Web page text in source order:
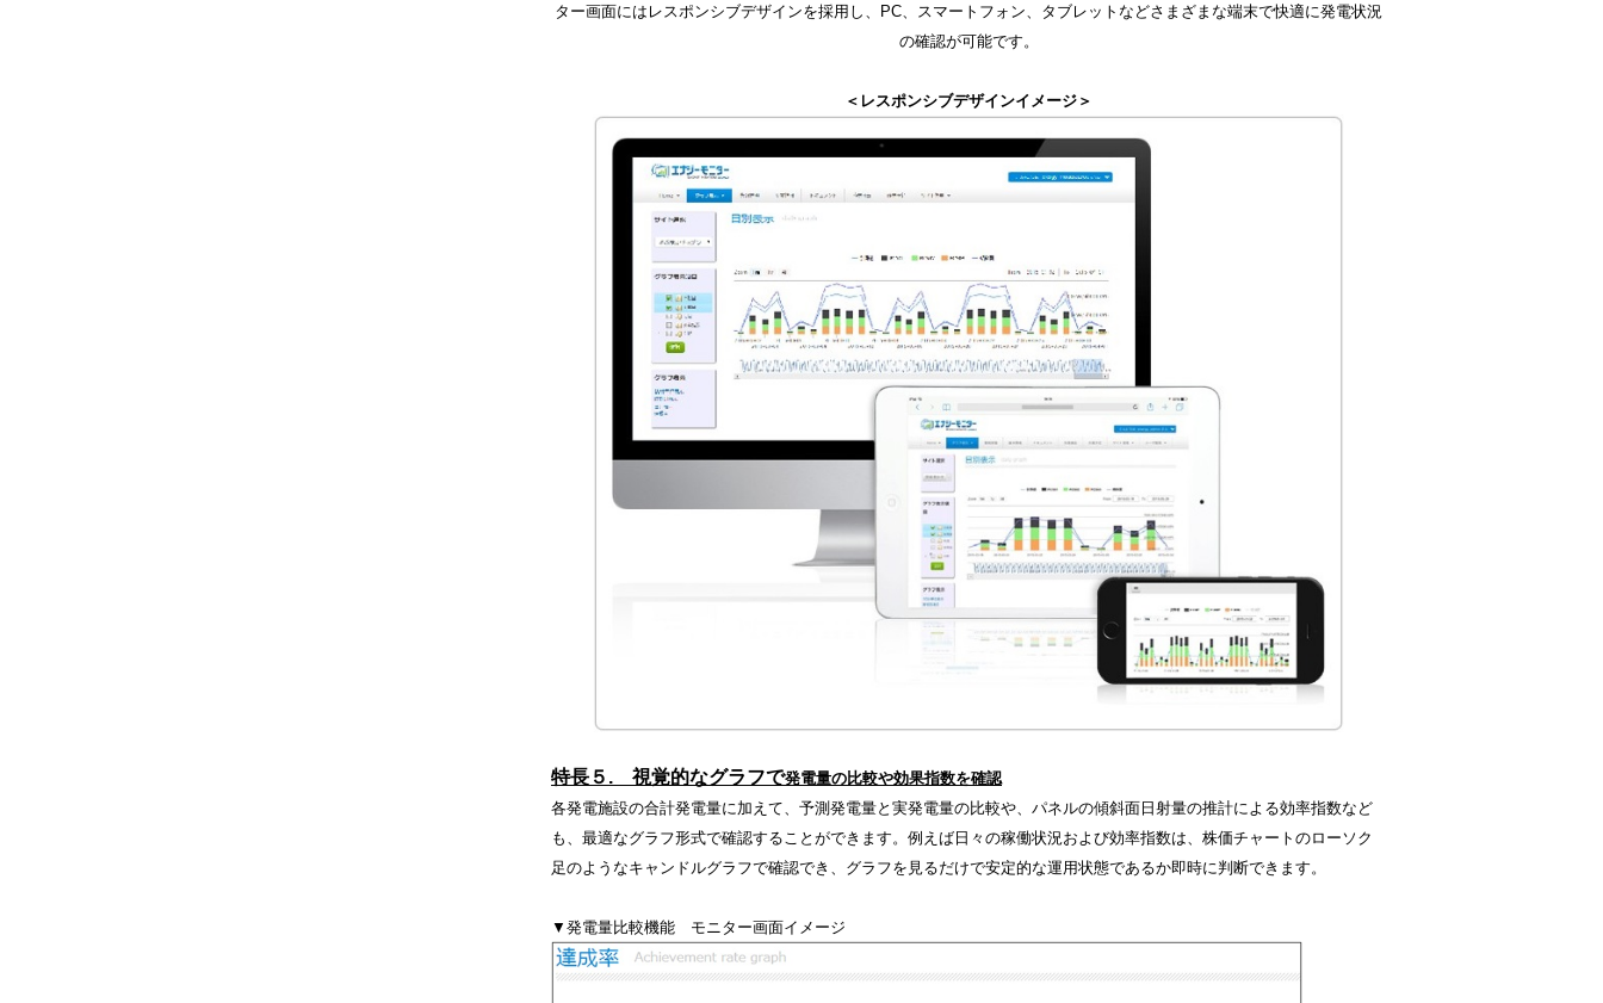
ター画面にはレスポンシブデザインを採用し、PC、スマートフォン、タブレットなどさまざまな端末で快適に発電状況
の確認が可能です。
＜レスポンシブデザインイメージ＞
特長５ . 視覚的なグラフで発電量の比較や効果指数を確認
各発電施設の合計発電量に加えて、予測発電量と実発電量の比較や、パネルの傾斜面日射量の推計による効率指数など
も、最適なグラフ形式で確認することができます。例えば日々の稼働状況および効率指数は、株価チャートのローソク
足のようなキャンドルグラフで確認でき、グラフを見るだけで安定的な運用状態であるか即時に判断できます。
▼発電量比較機能 モニター画面イメージ